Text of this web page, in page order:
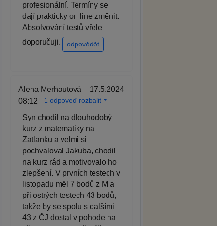
profesionální. Termíny se
dají prakticky on line změnit.
Absolvování testů vřele
doporučuji.
odpovědět
Alena Merhautová – 17.5.2024
08:12
1 odpoveď rozbalit
Syn chodil na dlouhodobý
kurz z matematiky na
Zatlanku a velmi si
pochvaloval Jakuba, chodil
na kurz rád a motivovalo ho
zlepšení. V prvních testech v
listopadu měl 7 bodů z M a
při ostrých testech 43 bodů,
takže by se spolu s dalšími
43 z ČJ dostal v pohode na